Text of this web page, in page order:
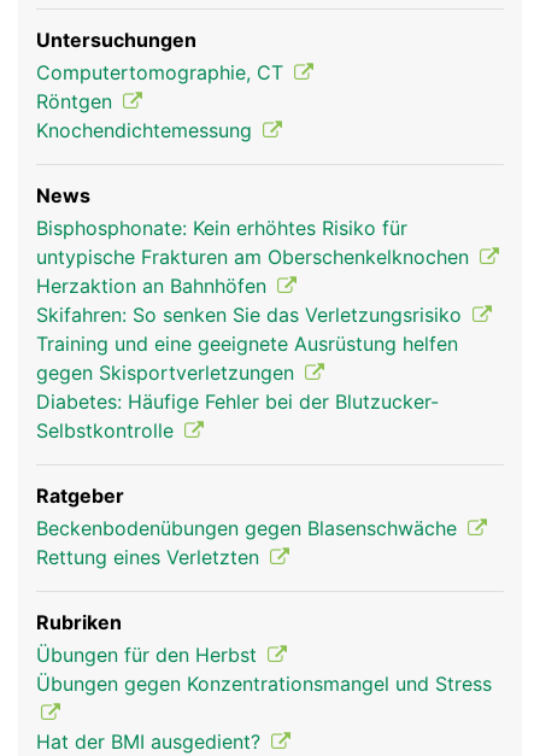
Untersuchungen
Computertomographie, CT
Röntgen
Knochendichtemessung
News
Bisphosphonate: Kein erhöhtes Risiko für
untypische Frakturen am Oberschenkelknochen
Herzaktion an Bahnhöfen
Skifahren: So senken Sie das Verletzungsrisiko
Training und eine geeignete Ausrüstung helfen
gegen Skisportverletzungen
Diabetes: Häufige Fehler bei der Blutzucker-
Selbstkontrolle
Ratgeber
Beckenbodenübungen gegen Blasenschwäche
Rettung eines Verletzten
Rubriken
Übungen für den Herbst
Übungen gegen Konzentrationsmangel und Stress
Hat der BMI ausgedient?